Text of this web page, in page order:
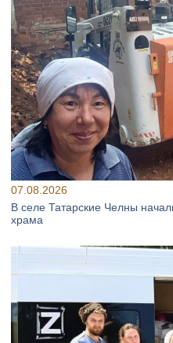
07.08.2026
В селе Татарские Челны
храма